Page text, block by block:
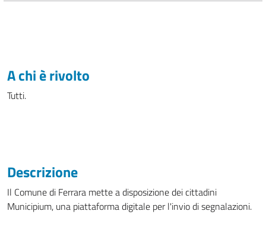
A chi è rivolto
Tutti.
Descrizione
Il Comune di Ferrara mette a disposizione dei cittadini
Municipium, una piattaforma digitale per l'invio di segnalazioni.